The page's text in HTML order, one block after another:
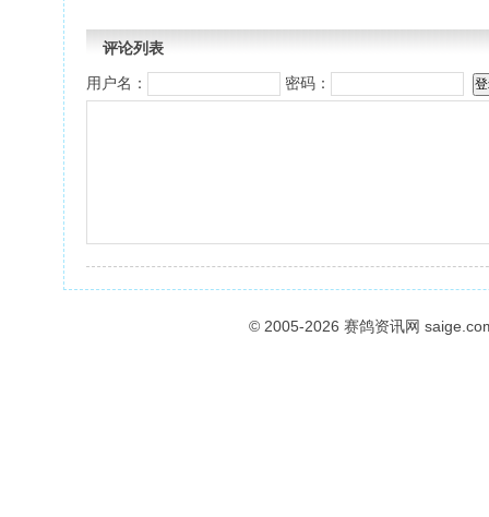
评论列表
用户名： 密码：
© 2005-2026 赛鸽资讯网